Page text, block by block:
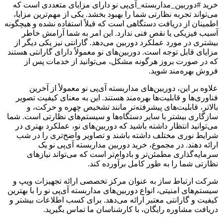
خرید #دوربین_مداربسته_آی‌پی نو دارای مزایای متعددی است که
می‌تواند تجربه نظارتی شما را بهبود بخشد. یکی از مهم‌ترین مزایا،
اطمینان از دریافت دستگاهی است که قبلاً استفاده نشده و هیچگونه
آسیب فیزیکی یا نقص فنی ندارد. این امر به شما آرامش خاطر
بیشتری در مورد عملکرد دوربین می‌دهد. گارانتی نیز یکی دیگر از
مزایای قابل توجه است. دوربین‌های نو معمولاً دارای گارانتی هستند
که در صورت بروز هرگونه مشکل، می‌توانید از خدمات پس از
فروش بهره‌مند شوید.
علاوه بر این، دوربین‌های مداربسته آی‌پی نو معمولاً از آخرین
فناوری‌ها و قابلیت‌ها بهره‌مند هستند. این به معنای کیفیت تصویر
بالاتر، قابلیت‌های پیشرفته‌تر مانند تشخیص چهره و حرکت، و
سازگاری بیشتر با سایر دستگاه‌ها و سیستم‌های نظارتی است. شما
می‌توانید انتظار داشته باشید که دوربین‌های نو، عملکرد بهتری در
شرایط نوری مختلف داشته باشند و تصاویر واضح‌تری را در شب
ارائه دهند. در مجموع، خرید دوربین مداربسته آی‌پی نو یک
سرمایه‌گذاری مطمئن‌تر و بادوام‌تر است که می‌تواند نیازهای
نظارتی شما را به طور کامل برآورده کند.
شرکت ارتباط ساز به عنوان مرکز تخصصی ارائه تجهیزات ویپ و
سیستم‌های امنیتی، انواع دوربین‌های مداربسته آی‌پی نو را با بهترین
کیفیت و گارانتی معتبر ارائه می‌دهد. برای کسب اطلاعات بیشتر و
دریافت مشاوره رایگان، با کارشناسان ما تماس بگیرید.